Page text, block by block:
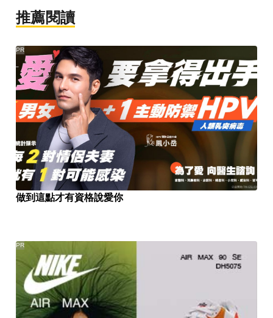
推薦閱讀
做到這點才有資格說愛你
PR
PR